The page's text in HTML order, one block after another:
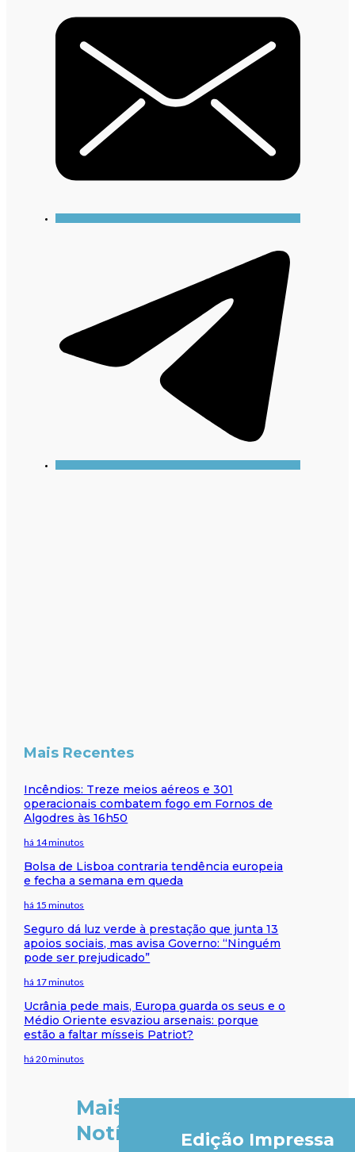
Mais Recentes
Incêndios: Treze meios aéreos e 301
operacionais combatem fogo em Fornos de
Algodres às 16h50
há 14 minutos
Bolsa de Lisboa contraria tendência europeia
e fecha a semana em queda
há 15 minutos
Seguro dá luz verde à prestação que junta 13
apoios sociais, mas avisa Governo: “Ninguém
pode ser prejudicado”
há 17 minutos
Ucrânia pede mais, Europa guarda os seus e o
Médio Oriente esvaziou arsenais: porque
estão a faltar mísseis Patriot?
há 20 minutos
Mais
Notícias
Edição Impressa